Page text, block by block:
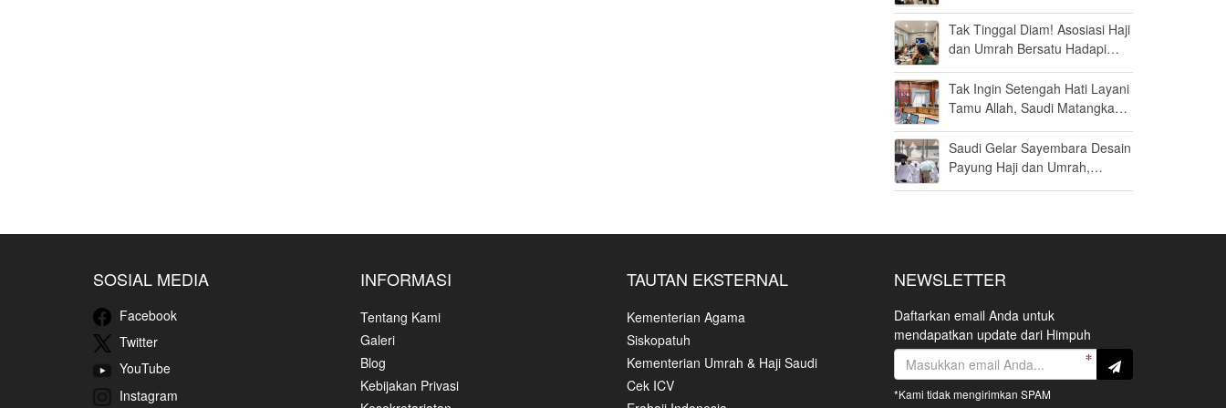
Tak Tinggal Diam! Asosiasi Haji
dan Umrah Bersatu Hadapi
Persen di MK
Tak Ingin Setengah Hati Layani
Tamu Allah, Saudi Matangkan
Saudi Gelar Sayembara Desain
Payung Haji dan Umrah,
SOSIAL MEDIA
Facebook
Twitter
YouTube
Instagram
INFORMASI
Tentang Kami
Galeri
Blog
Kebijakan Privasi
TAUTAN EKSTERNAL
Kementerian Agama
Siskopatuh
Kementerian Umrah & Haji Saudi
Cek ICV
NEWSLETTER
Daftarkan email Anda untuk
mendapatkan update dari Himpuh
*Kami tidak mengirimkan SPAM